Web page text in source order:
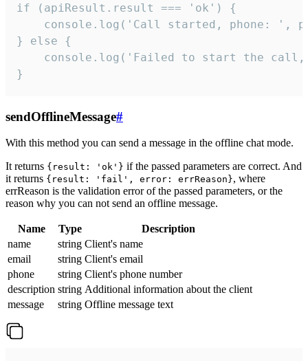
if (apiResult.result === 'ok') {
console.log('Call started, phone: ',
} else {
console.log('Failed to start the
}
sendOfflineMessage#
With this method you can send a message in the offline chat mode.
It returns {result: 'ok'} if the passed parameters are correct. And
it returns {result: 'fail', error: errReason}, where
errReason is the validation error of the passed parameters, or the
reason why you can not send an offline message.
Name Type
Description
name
string Client's name
email
string Client's email
phone
string Client's phone number
description string Additional information about the client
message
string Offline message text